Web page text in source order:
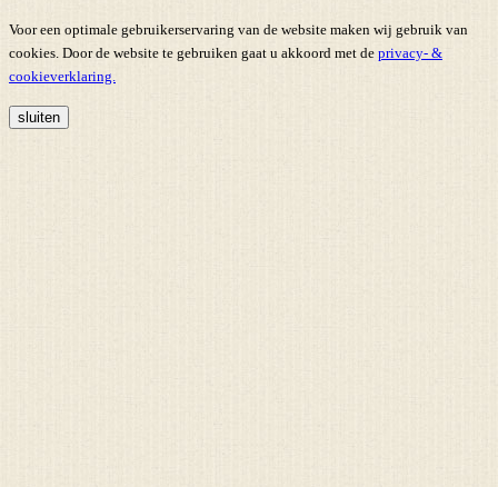
Voor een optimale gebruikerservaring van de website maken wij gebruik van
cookies. Door de website te gebruiken gaat u akkoord met de privacy- &
cookieverklaring.
sluiten